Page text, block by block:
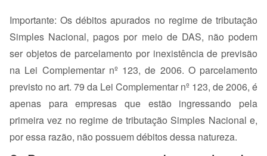
Importante: Os débitos apurados no regime de tributação
Simples Nacional, pagos por meio de DAS, não podem
ser objetos de parcelamento por inexistência de previsão
na Lei Complementar nº 123, de 2006. O parcelamento
previsto no art. 79 da Lei Complementar nº 123, de 2006, é
apenas para empresas que estão ingressando pela
primeira vez no regime de tributação Simples Nacional e,
por essa razão, não possuem débitos dessa natureza.